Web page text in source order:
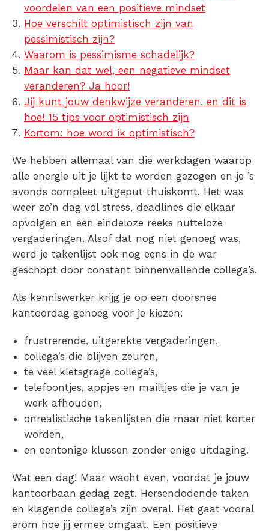
voordelen van een positieve mindset
Hoe verschilt optimistisch zijn van
pessimistisch zijn?
Waarom is pessimisme schadelijk?
Maar kan dat wel, een negatieve mindset
veranderen? Ja hoor!
Jij kunt jouw denkwijze veranderen, en dit is
hoe! 15 tips voor optimistisch zijn
Kortom: hoe word ik optimistisch?
We hebben allemaal van die werkdagen waarop
alle energie uit je lijkt te worden gezogen en je ’s
avonds compleet uitgeput thuiskomt. Het was
weer zo’n dag vol stress, deadlines die elkaar
opvolgen en een eindeloze reeks nutteloze
vergaderingen. Alsof dat nog niet genoeg was,
werd je takenlijst ook nog eens in de war
geschopt door constant binnenvallende collega’s.
Als kenniswerker krijg je op een doorsnee
kantoordag genoeg voor je kiezen:
frustrerende, uitgerekte vergaderingen,
collega’s die blijven zeuren,
te veel kletsgrage collega’s,
telefoontjes, appjes en mailtjes die je van je
werk afhouden,
onrealistische takenlijsten die maar niet korter
worden,
en eentonige klussen zonder enige uitdaging.
Wat een dag! Maar wacht even, voordat je jouw
kantoorbaan gedag zegt. Hersendodende taken
en klagende collega’s zijn overal. Het gaat vooral
erom hoe jij ermee omgaat. Een positieve